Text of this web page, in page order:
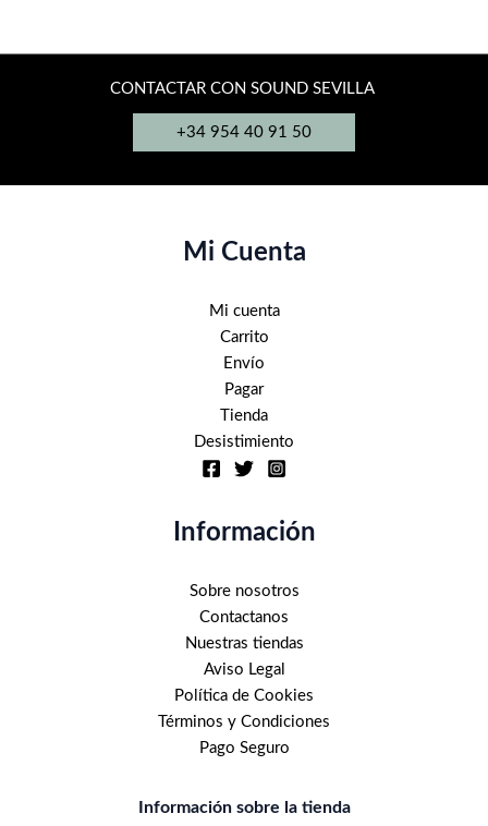
CONTACTAR CON SOUND SEVILLA
+34 954 40 91 50
Mi Cuenta
Mi cuenta
Carrito
Envío
Pagar
Tienda
Desistimiento
Información
Sobre nosotros
Contactanos
Nuestras tiendas
Aviso Legal
Política de Cookies
Términos y Condiciones
Pago Seguro
Información sobre la tienda